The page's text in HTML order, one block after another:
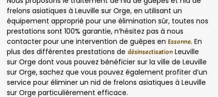
frelons asiatiques à Leuville sur Orge, en utilisant un
équipement approprié pour une élimination sûr, toutes nos
prestations sont 100% garantie, n’hésitez pas à nous
contacter pour une intervention de guêpes en Essonne. En
plus des différentes prestations de désinsectisation Leuville
sur Orge dont vous pouvez bénéficier sur la ville de Leuville
sur Orge, sachez que vous pouvez également profiter d’un
service pour éliminer un nid de frelons asiatiques à Leuville
sur Orge particulièrement efficace.